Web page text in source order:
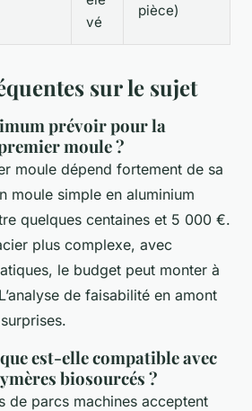
vé
pièce)
sur le sujet
prévoir pour la
moule ?
moule dépend fortement de sa
moule simple en aluminium
quelques centaines et 5 000 €.
plus complexe, avec
le budget peut monter à
de faisabilité en amont
est-elle compatible avec
biosourcés ?
de parcs machines acceptent